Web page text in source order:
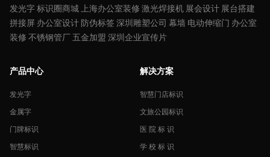
发光字标识圈商城上海办公室装修 激光焊接机 展会设计 展台搭建
拼接屏 办公室设计 防伪标签 深圳雕塑公司 幕墙 电动伸缩门 办公室
装修 不锈钢管厂 五金加盟 深圳企业宣传片
产品中心
发光字
金属字
门牌标识
智慧标识
解决方案
智慧门店标识
文旅公园标识
医 院 标 识
学 校 标 识